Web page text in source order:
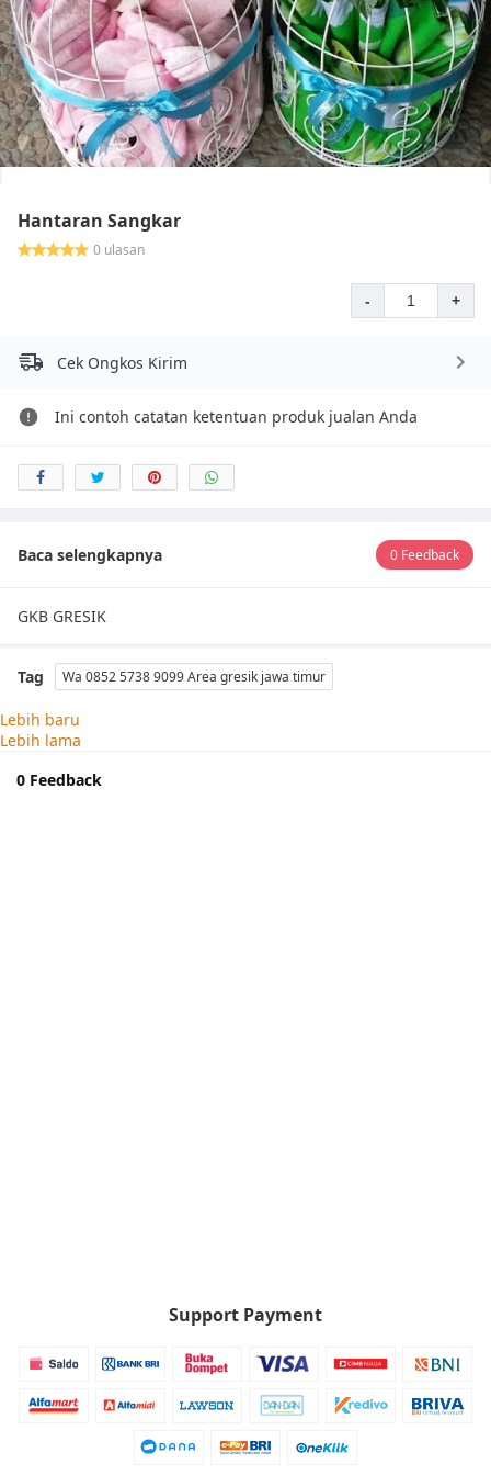
Hantaran Sangkar
0 ulasan
- +
Cek Ongkos Kirim
Ini contoh catatan ketentuan produk jualan Anda
Baca selengkapnya 0 Feedback
GKB GRESIK
Tag Wa 0852 5738 9099 Area gresik jawa timur
Lebih baru
Lebih lama
0 Feedback
Support Payment